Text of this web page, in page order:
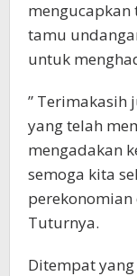
tamu
untuk
” Terimakasih
yang telah
mengadakan
semoga kita
perekonomian
Tuturnya.
Ditempat